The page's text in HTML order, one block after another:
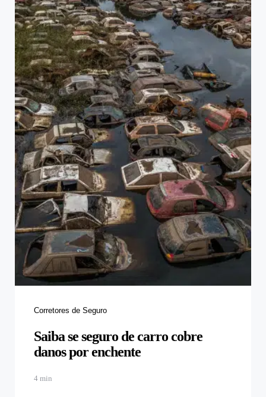
Categories
Corretores de Seguro
Saiba se seguro de carro cobre
danos por enchente
4 min